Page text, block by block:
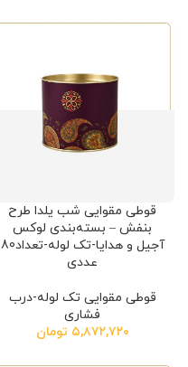
قوطی مقوایی شب یلدا طرح
بنفش – بسته‌بندی لوکس
آجیل و هدایا-تک لوله-تعداد80
عددی
قوطی مقوایی تک لوله-درب
فشاری
۵,۸۷۲,۷۲۰ تومان